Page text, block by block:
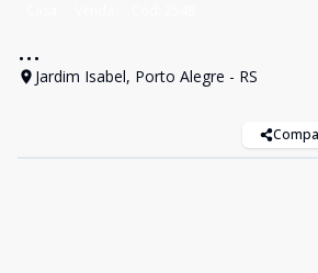
...
Jardim Isabel, Porto Alegre - RS